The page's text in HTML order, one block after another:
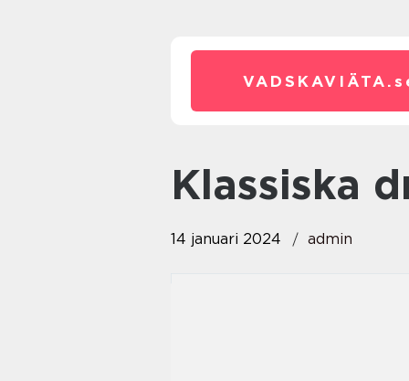
VADSKAVIÄTA.
klassiska
14 januari 2024 admin